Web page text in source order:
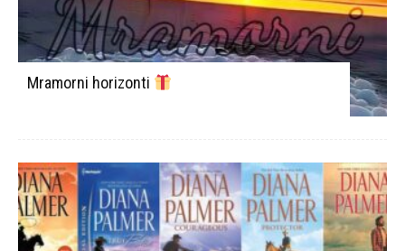
Mramorni horizonti